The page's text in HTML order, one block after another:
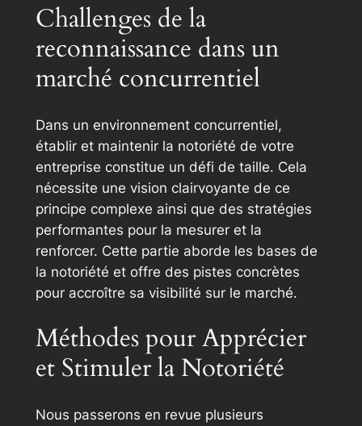
Challenges de la
reconnaissance dans un
marché concurrentiel
Dans un environnement concurrentiel,
établir et maintenir la notoriété de votre
entreprise constitue un défi de taille. Cela
nécessite une vision clairvoyante de ce
principe complexe ainsi que des stratégies
performantes pour la mesurer et la
renforcer. Cette partie aborde les bases de
la notoriété et offre des pistes concrètes
pour accroître sa visibilité sur le marché.
Méthodes pour Apprécier
et Stimuler la Notoriété
Nous passerons en revue plusieurs